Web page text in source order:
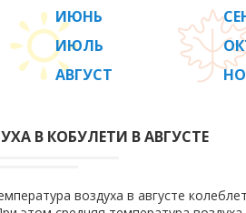
ИЮНЬ
ИЮЛЬ
АВГУСТ
В КОБУЛЕТИ В АВГУСТЕ
воздуха в августе